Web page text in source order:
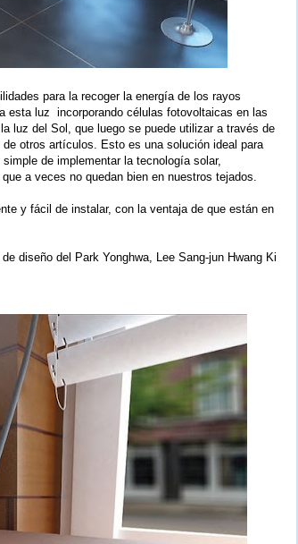
para la recoger la energía de los rayos
luz incorporando células fotovoltaicas en las
luz del Sol, que luego se puede utilizar a través de
otros artículos. Esto es una solución ideal para
de implementar la tecnología solar,
a veces no quedan bien en nuestros tejados.
y fácil de instalar, con la ventaja de que están en
diseño del Park Yonghwa, Lee Sang-jun Hwang Ki